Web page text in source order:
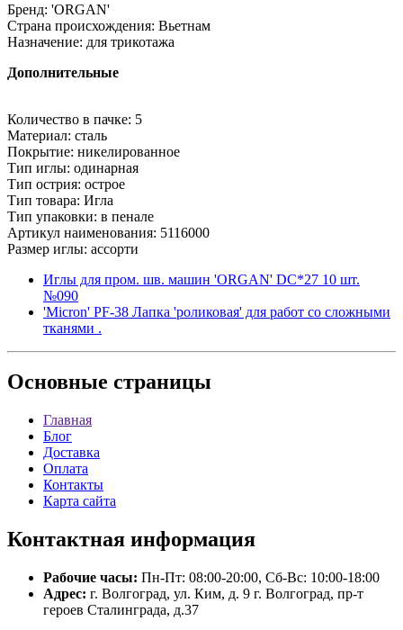
Бренд: 'ORGAN'
Страна происхождения: Вьетнам
Назначение: для трикотажа
Дополнительные
Количество в пачке: 5
Материал: сталь
Покрытие: никелированное
Тип иглы: одинарная
Тип острия: острое
Тип товара: Игла
Тип упаковки: в пенале
Артикул наименования: 5116000
Размер иглы: ассорти
Иглы для пром. шв. машин 'ORGAN' DC*27 10 шт.
№090
'Micron' PF-38 Лапка 'роликовая' для работ со сложными
тканями .
Основные страницы
Главная
Блог
Доставка
Оплата
Контакты
Карта сайта
Контактная информация
Рабочие часы: Пн-Пт: 08:00-20:00, Сб-Вс: 10:00-18:00
Адрес: г. Волгоград, ул. Ким, д. 9 г. Волгоград, пр-т
героев Сталинграда, д.37